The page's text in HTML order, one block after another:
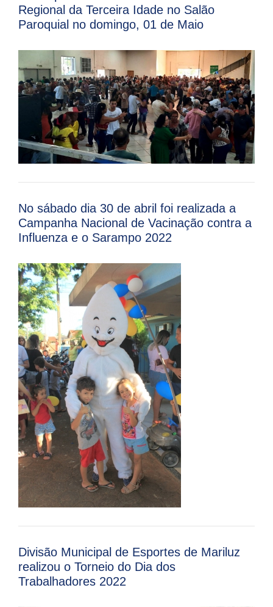
Regional da Terceira Idade no Salão
Paroquial no domingo, 01 de Maio
No sábado dia 30 de abril foi realizada a
Campanha Nacional de Vacinação contra a
Influenza e o Sarampo 2022
Divisão Municipal de Esportes de Mariluz
realizou o Torneio do Dia dos
Trabalhadores 2022